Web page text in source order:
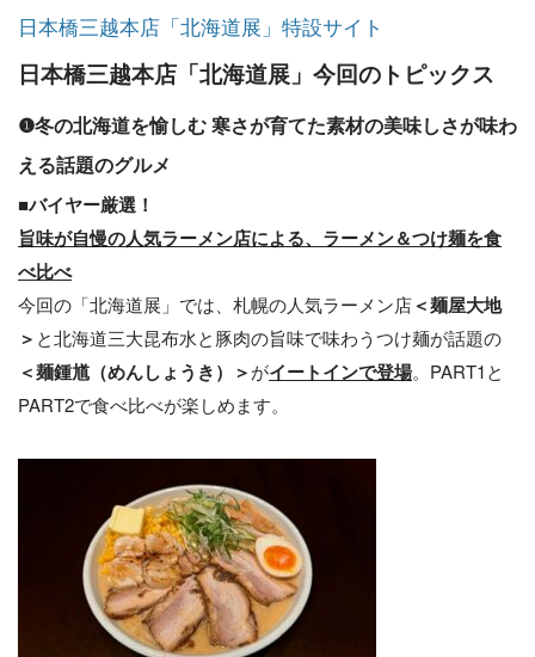
日本橋三越本店「北海道展」特設サイト
日本橋三越本店「北海道展」今回のトピックス
❶冬の北海道を愉しむ 寒さが育てた素材の美味しさが味わ
える話題のグルメ
■バイヤー厳選！
旨味が自慢の人気ラーメン店による、ラーメン＆つけ麺を食
べ比べ
今回の「北海道展」では、札幌の人気ラーメン店＜麺屋大地
＞ と北海道三大昆布水と豚肉の旨味で味わうつけ麺が話題の
＜麺鍾馗（めんしょうき）＞がイートインで登場。PART1と
PART2で食べ比べが楽しめます。